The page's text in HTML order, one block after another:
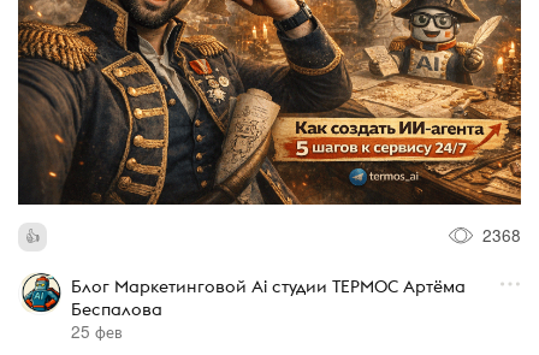
2368
Блог Маркетинговой Ai студии ТЕРМОС Артёма
Беспалова
25 фев